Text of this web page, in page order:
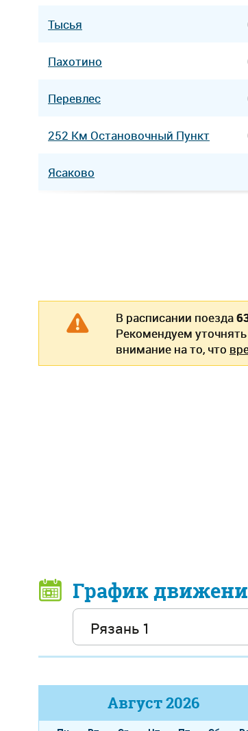
Тысья
Пахотино
Перевлес
252 Км Остановочный Пункт
Ясаково
В расписании поезда
Рекомендуем
внимание на то, что
График
Август2026